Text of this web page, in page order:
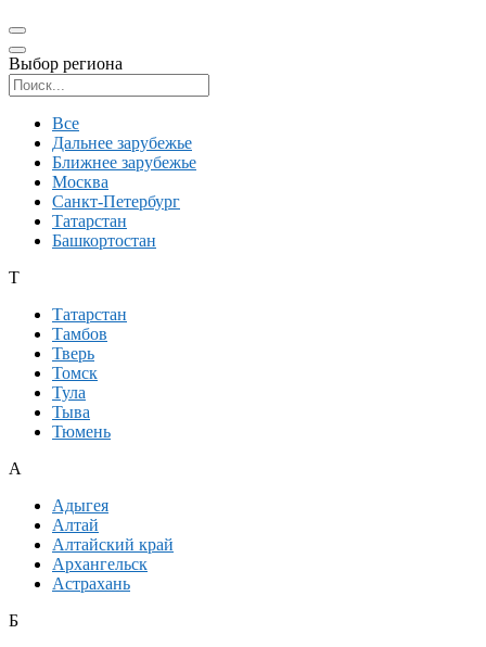
Выбор региона
Все
Дальнее зарубежье
Ближнее зарубежье
Москва
Санкт-Петербург
Татарстан
Башкортостан
Т
Татарстан
Тамбов
Тверь
Томск
Тула
Тыва
Тюмень
А
Адыгея
Алтай
Алтайский край
Архангельск
Астрахань
Б